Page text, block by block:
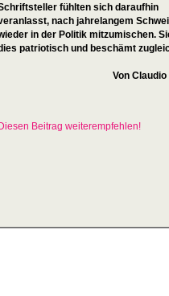
fühlten sich daraufhin
nach jahrelangem
in der Politik mitzumischen.
patriotisch und beschämt
Von
Diesen Beitrag weiterempfehlen!